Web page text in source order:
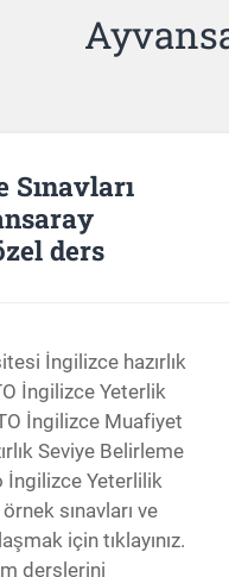
ders
İngilizce hazırlık
İngilizce Yeterlik
İngilizce Muafiyet
Seviye Belirleme
İngilizce Yeterlilik
sınavları ve
için tıklayınız.
derslerini